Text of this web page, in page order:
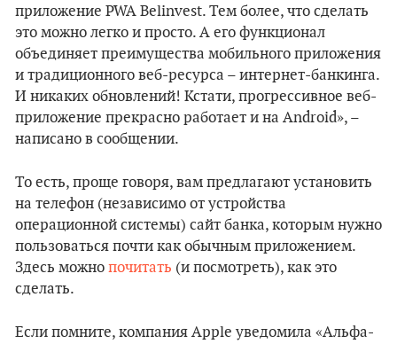
приложение PWA Belinvest. Тем более, что сделать
это можно легко и просто. А его функционал
объединяет преимущества мобильного приложения
и традиционного веб-ресурса – интернет-банкинга.
И никаких обновлений! Кстати, прогрессивное веб-
приложение прекрасно работает и на Android», –
написано в сообщении.
То есть, проще говоря, вам предлагают установить
на телефон (независимо от устройства
операционной системы) сайт банка, которым нужно
пользоваться почти как обычным приложением.
Здесь можно почитать (и посмотреть), как это
сделать.
Если помните, компания Apple уведомила «Альфа-